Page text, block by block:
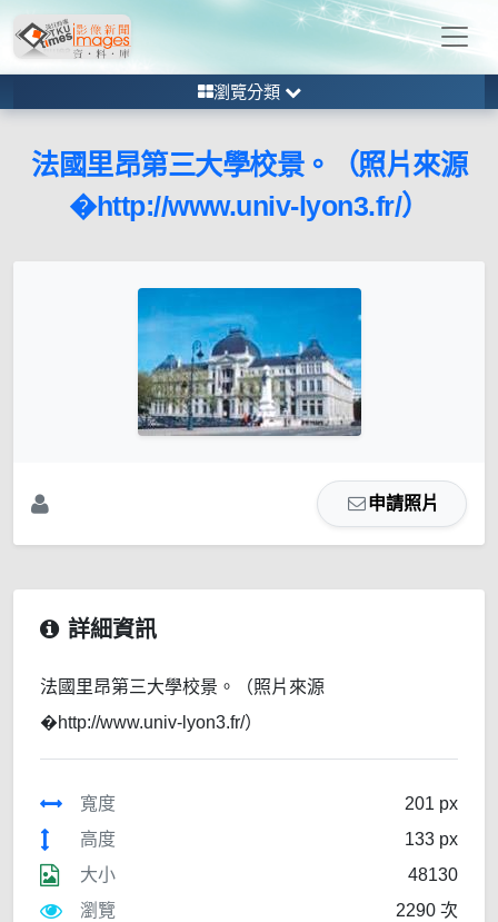
瀏覽分類
法國里昂第三大學校景。（照片來源
�http://www.univ-lyon3.fr/）
申請照片
詳細資訊
法國里昂第三大學校景。（照片來源
�http://www.univ-lyon3.fr/）
寬度
201 px
高度
133 px
大小
48130
瀏覽
2290 次